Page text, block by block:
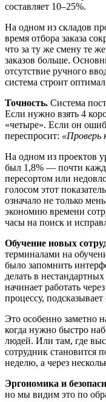
составляет 10–25%.
На одном из складов
время отбора заказа
что за ту же смену те
заказов больше.
отсутствие ручного
система строит
Точность. Система
Если нужно взять 4
«четыре». Если он
переспросит: «Проверь
На одном из проектов
был 1,8% — почти
пересортом или
голосом этот
означало не только
экономию времени
часы на поиск и
Обучение новых
терминалами на
было запомнить
делать в
начинает работать
процессу,
Это особенно заметно
когда нужно быстро
людей. Или там, где
сотрудник становится
неделю, а через
Эргономика и
но мы видим это по